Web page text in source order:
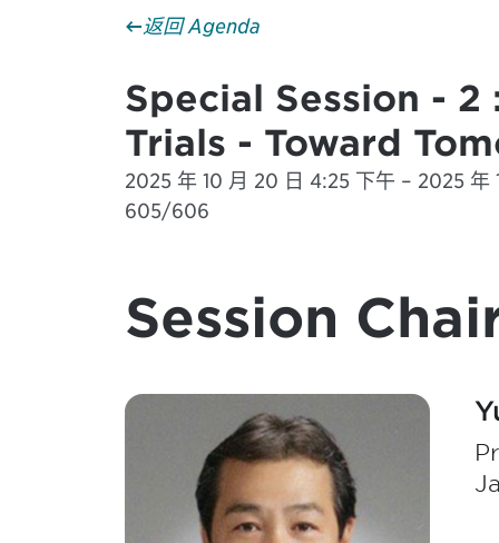
返回 Agenda
Special Session -
Trials - Toward
2025 年 10 月 20 日 4:25 下午 – 2025
605/606
Session